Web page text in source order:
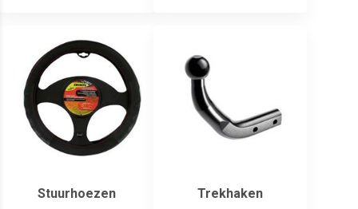
Stuurhoezen Trekhaken